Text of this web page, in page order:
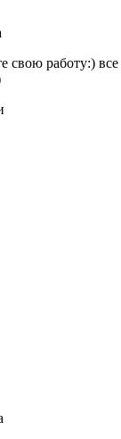
свою работу:) все